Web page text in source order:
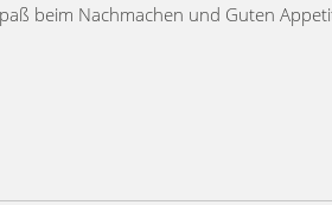
beim Nachmachen und Guten